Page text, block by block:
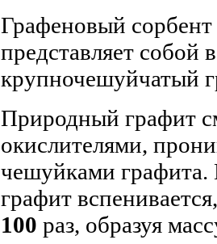
Графеновый
представляет собой
крупночешуйчатый
Природный графит
окислителями,
чешуйками графита.
графит
100 раз, образуя